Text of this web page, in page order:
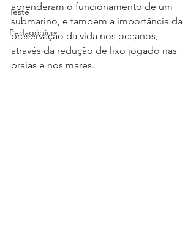
Teste
Pedagógico
aprenderam o funcionamento de um
submarino, e também a importância da
preservação da vida nos oceanos,
através da redução de lixo jogado nas
praias e nos mares.